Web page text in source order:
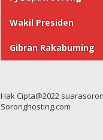
Wakil Presiden
Gibran Rakabuming
Hak Cipta@2022
Soronghosting.com